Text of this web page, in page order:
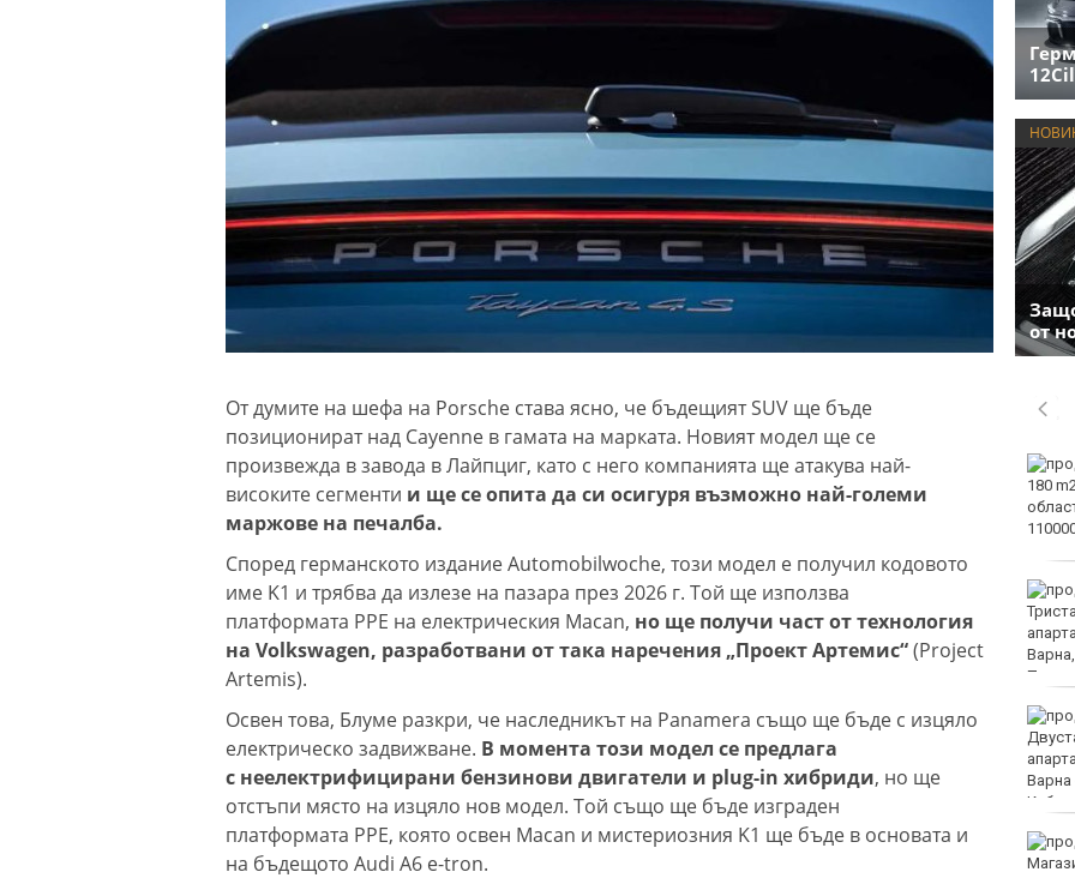
От думите на шефа на Porsche става ясно, че бъдещият SUV ще бъде
позиционират над Cayenne в гамата на марката. Новият модел ще се
произвежда в завода в Лайпциг, като с него компанията ще атакува най-
високите сегменти и ще се опита да си осигуря възможно най-големи
маржове на печалба.
Според германското издание Automobilwoche, този модел е получил кодовото
име K1 и трябва да излезе на пазара през 2026 г. Той ще използва
платформата PPE на електрическия Macan, но ще получи част от технология
на Volkswagen, разработвани от така наречения „Проект Артемис“(Project
Artemis).
Освен това, Блуме разкри, че наследникът на Panamera също ще бъде с изцяло
електрическо задвижване. В момента този модел се предлага
с неелектрифицирани бензинови двигатели и plug-in хибриди, но ще
отстъпи място на изцяло нов модел. Той също ще бъде изграден
платформата PPE, която освен Macan и мистериозния K1 ще бъде в основата и
на бъдещото Audi A6 e-tron.
от
Винисиус Жуниор
преподписа с Реал
(Мадрид)
ЦСКА удари с 3:0 Макаби
Тъжна вест! Почина
медицината
Златото стигна до 4295